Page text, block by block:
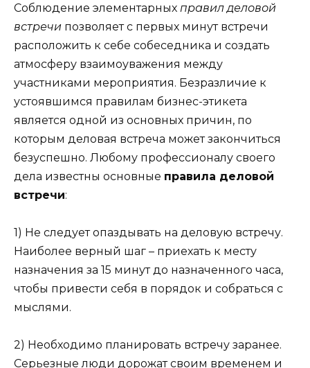
Соблюдение элементарных правил деловой
встречи позволяет с первых минут встречи
расположить к себе собеседника и создать
атмосферу взаимоуважения между
участниками мероприятия. Безразличие к
устоявшимся правилам бизнес-этикета
является одной из основных причин, по
которым деловая встреча может закончиться
безуспешно. Любому профессионалу своего
дела известны основные правила деловой
встречи:
1) Не следует опаздывать на деловую встречу.
Наиболее верный шаг – приехать к месту
назначения за 15 минут до назначенного часа,
чтобы привести себя в порядок и собраться с
мыслями.
2) Необходимо планировать встречу заранее.
Серьезные люди дорожат своим временем и